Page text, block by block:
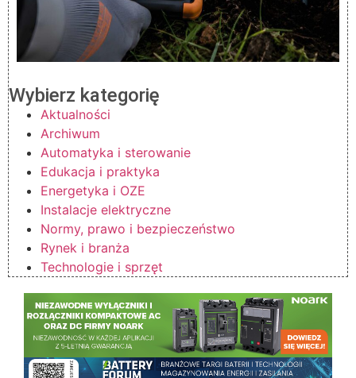
Wybierz kategorię
Aktualności
Archiwum
Automatyka i sterowanie
Edukacja i praktyka
Energetyka i OZE
Instalacje elektryczne
Normy, prawo i bezpieczeństwo
Rynek i branża
Technologie i sprzęt